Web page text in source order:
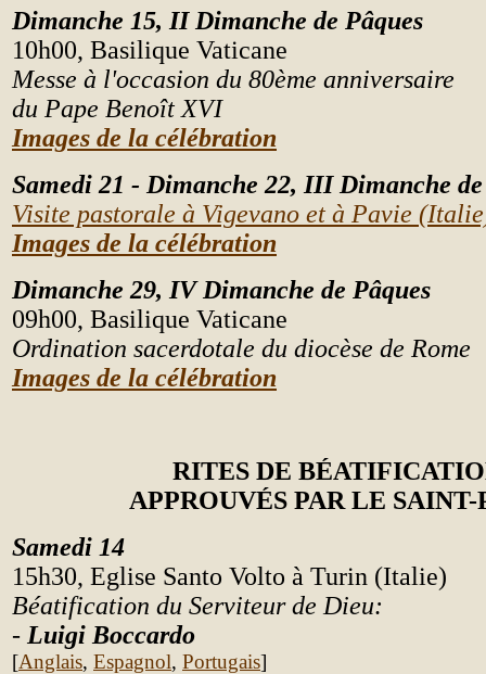
Dimanche 15, II Dimanche de Pâques
10h00, Basilique Vaticane
Messe à l'occasion du 80ème anniversaire
du Pape Benoît XVI
Images de la célébration
Samedi 21 - Dimanche 22, III Dimanche
Visite pastorale à Vigevano et à Pavie
Images de la célébration
Dimanche 29, IV Dimanche de Pâques
09h00, Basilique Vaticane
Ordination sacerdotale du diocèse de Rome
Images de la célébration
RITES DE
APPROUVÉS PAR LE SAINT-
Samedi 14
15h30, Eglise Santo Volto à Turin (Italie)
Béatification du Serviteur de Dieu:
- Luigi Boccardo
[Anglais, Espagnol, Portugais]